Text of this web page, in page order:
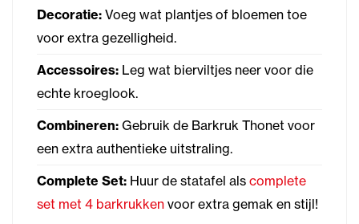
Decoratie: Voeg wat plantjes of bloemen toe
voor extra gezelligheid.
Accessoires: Leg wat bierviltjes neer voor die
echte kroeglook.
Combineren: Gebruik de Barkruk Thonet voor
een extra authentieke uitstraling.
Complete Set: Huur de statafel als complete
set met 4 barkrukken voor extra gemak en stijl!